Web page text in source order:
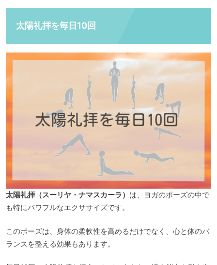
太陽礼拝を毎日10回
太陽礼拝（スーリヤ・ナマスカーラ） は、ヨガのポーズの中で
も特にパワフルなエクササイズです。
このポーズは、身体の柔軟性を高めるだけでなく、心と体のバ
ランスを整える効果もあります。